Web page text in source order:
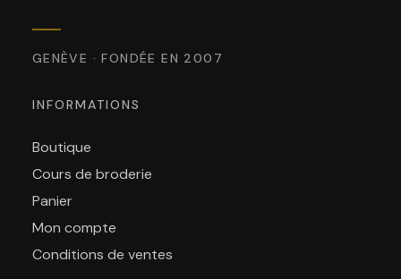
GENÈVE · FONDÉE EN 2007
INFORMATIONS
Boutique
Cours de broderie
Panier
Mon compte
Conditions de ventes